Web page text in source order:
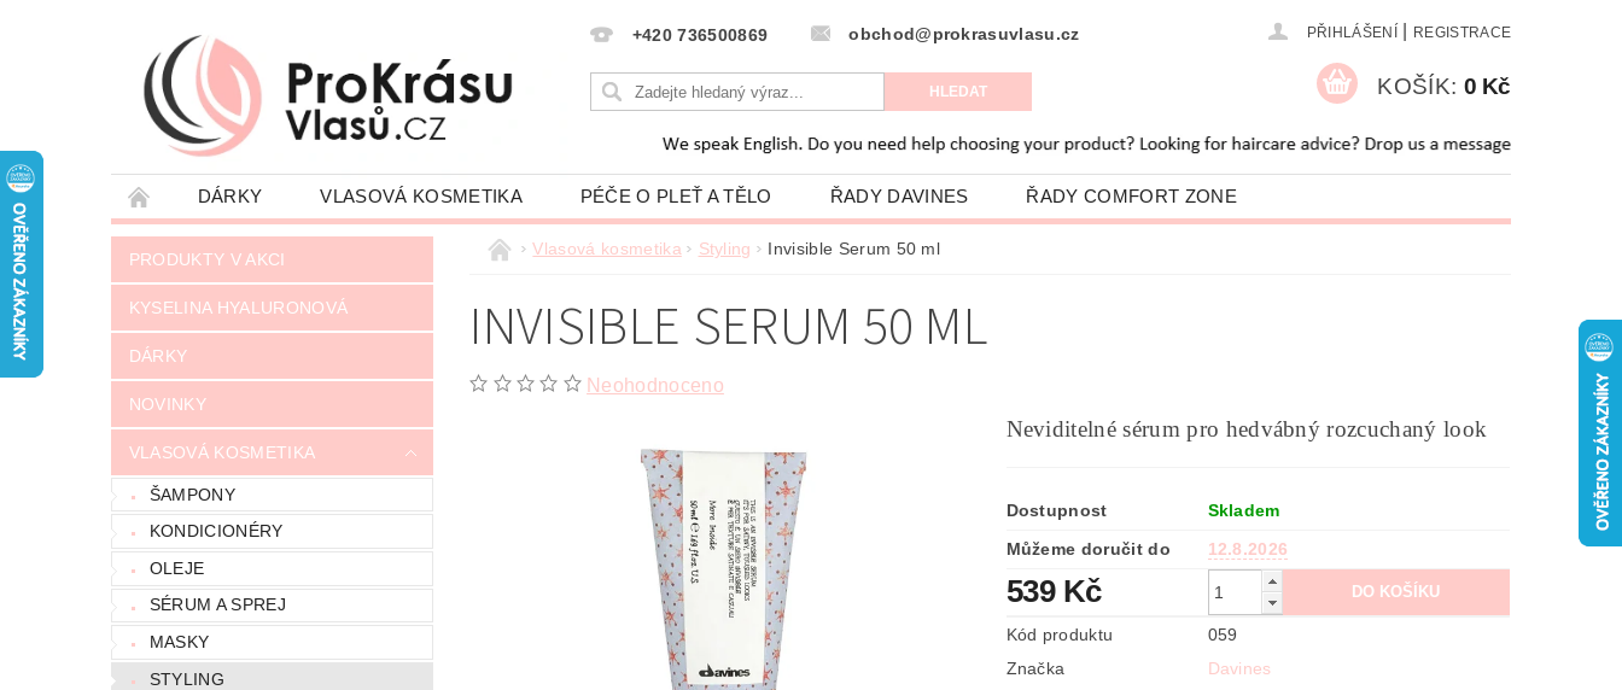
+420 736500869 obchod@prokrasuvlasu.cz PŘIHLÁŠENÍ REGISTRACE
KOŠÍK: 0 Kč
DÁRKY VLASOVÁ KOSMETIKA PÉČE O PLEŤ A TĚLO ŘADY DAVINES ŘADY COMFORT ZONE
JAK NAKUPOVAT VRÁCENÍ ZÁSILKY HODNOCENÍ OBCHODU VLASOVÁ PORADNA
NAPIŠTE NÁM OBCHODNÍ PODMÍNKY
PRODUKTY V AKCI
KYSELINA HYALURONOVÁ
DÁRKY
NOVINKY
VLASOVÁ KOSMETIKA
ŠAMPONY
KONDICIONÉRY
OLEJE
SÉRUM A SPREJ
MASKY
STYLING
Vlasová kosmetika Styling Invisible Serum 50 ml
INVISIBLE SERUM 50 ML
Neohodnoceno
Neviditelné sérum pro hedvábný rozcuchaný look
Dostupnost
Skladem
Můžeme doručit do
12.8.2026
539 Kč
Kód produktu
059
Značka
Davines